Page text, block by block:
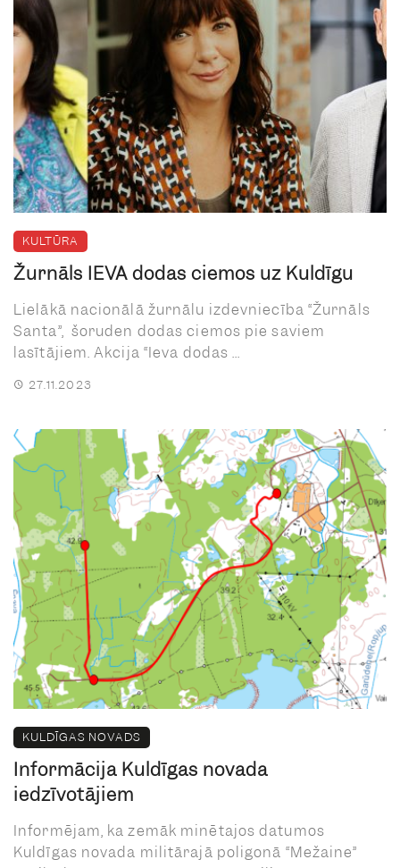
KULTŪRA
Žurnāls IEVA dodas ciemos uz Kuldīgu
Lielākā nacionālā žurnālu izdevniecība “Žurnāls
Santa”, šoruden dodas ciemos pie saviem
lasītājiem. Akcija “Ieva dodas ...
27.11.2023
KULDĪGAS NOVADS
Informācija Kuldīgas novada
iedzīvotājiem
Informējam, ka zemāk minētajos datumos
Kuldīgas novada militārajā poligonā “Mežaine”